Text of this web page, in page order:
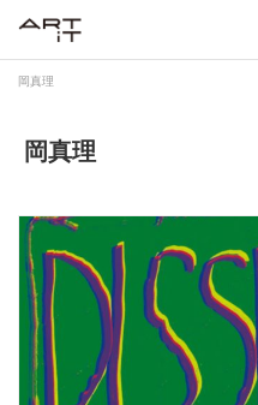
岡真理
岡真理